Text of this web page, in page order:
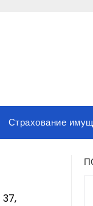
Страхование
37,